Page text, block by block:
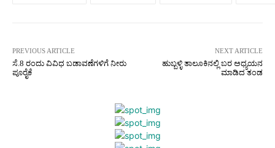
PREVIOUS ARTICLE
ಸೆ.8 ರಂದು ವಿವಿಧ ಬಡಾವಣೆಗಳಿಗೆ ನೀರು
ಪೂರೈಕೆ
NEXT ARTICLE
ಹುಬ್ಬಳ್ಳಿ ತಾಲೂಕಿನಲ್ಲಿ ಬರ ಅಧ್ಯಯನ
ಮಾಡಿದ ತಂಡ